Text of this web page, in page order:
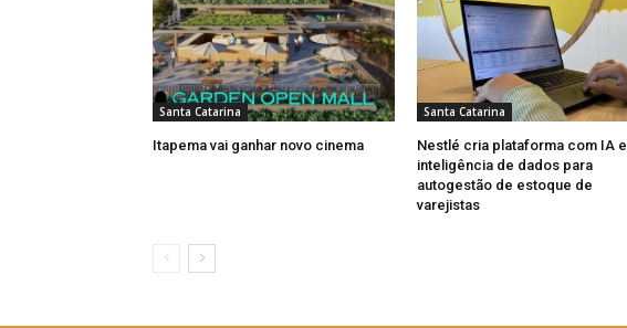
Santa Catarina
Itapema vai ganhar novo cinema
Santa Catarina
Nestlé cria plataforma com IA e
inteligência de dados para
autogestão de estoque de
varejistas